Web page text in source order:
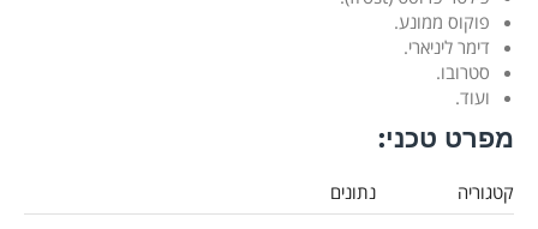
פוקוס ממונע.
דימר ליניארי.
סטרובו.
ועוד.
מפרט טכני:
קטגוריה נתונים